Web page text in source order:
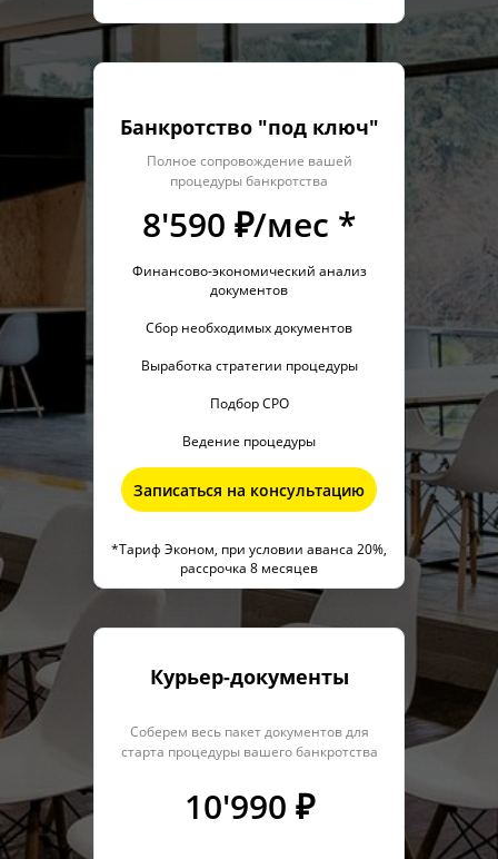
Банкротство "под ключ"
Полное сопровождение вашей
процедуры банкротства
8'590 ₽/мес *
Курьер-документы
Соберем весь пакет документов для
старта процедуры вашего банкротства
10'990 ₽
Финансово-экономический анализ
документов
Сбор необходимых документов
Выработка стратегии процедуры
Подбор СРО
Ведение процедуры
Записаться на консультацию
*Тариф Эконом, при условии аванса 20%,
рассрочка 8 месяцев